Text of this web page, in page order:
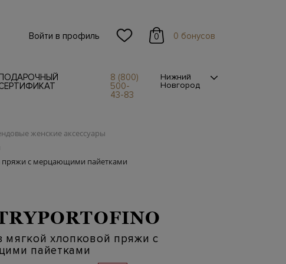
Войти в профиль 0 0 бонусов
8 (800)
500-
43-83
Нижний
Новгород
женские аксессуары
пряжи с мерцающими пайетками
хлопковой пряжи с
пайетками